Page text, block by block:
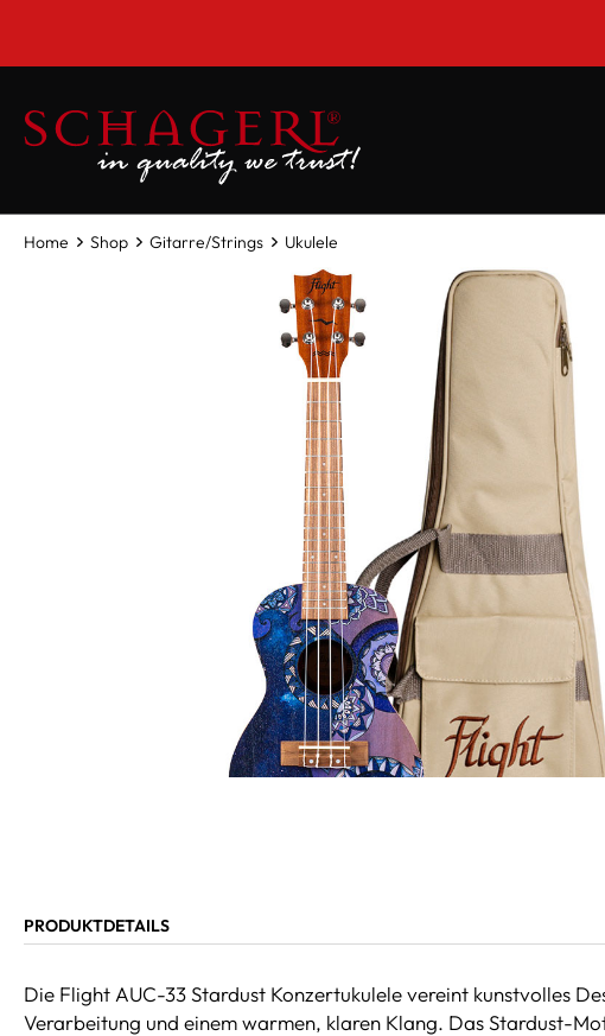
Home Shop Gitarre/Strings Ukulele
PRODUKTDETAILS
Die Flight AUC-33 Stardust Konzertukulele vereint kunstvolles
Verarbeitung und einem warmen, klaren Klang. Das Stardust-